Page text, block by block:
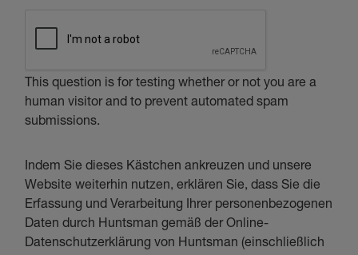
This question is for testing whether or not you are a
human visitor and to prevent automated spam
submissions.
Indem Sie dieses Kästchen ankreuzen und unsere
Website weiterhin nutzen, erklären Sie, dass Sie die
Erfassung und Verarbeitung Ihrer personenbezogenen
Daten durch Huntsman gemäß der Online-
Datenschutzerklärung von Huntsman (einschließlich